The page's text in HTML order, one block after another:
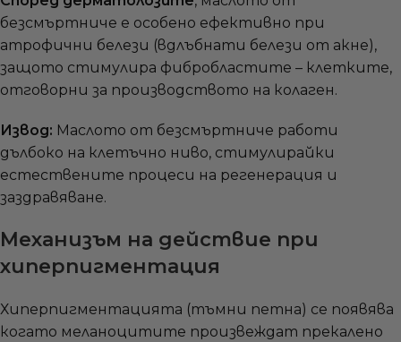
безсмъртниче е особено ефективно при
атрофични белези (вдлъбнати белези от акне),
защото стимулира фибробластите – клетките,
отговорни за производството на колаген.
Извод: Маслото от безсмъртниче работи
дълбоко на клетъчно ниво, стимулирайки
естествените процеси на регенерация и
заздравяване.
Механизъм на действие при
хиперпигментация
Хиперпигментацията (тъмни петна) се появява
когато меланоцитите произвеждат прекалено